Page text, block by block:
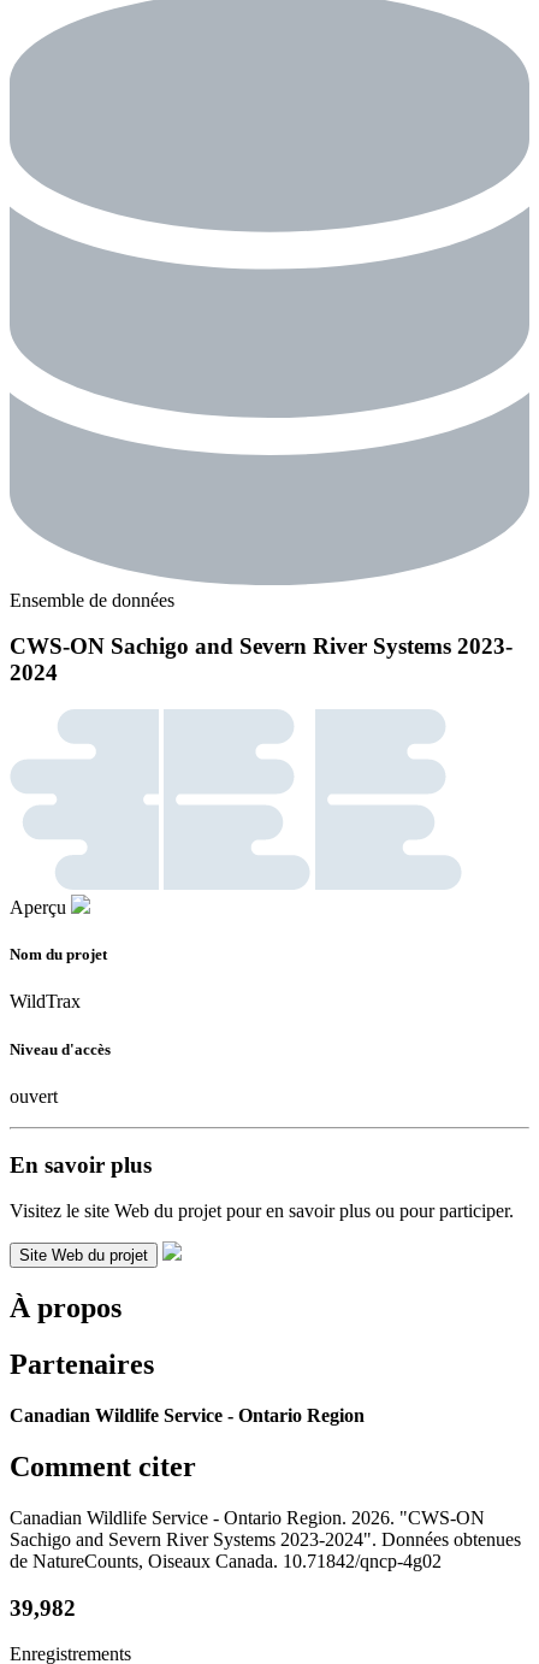
Ensemble de données
CWS-ON Sachigo and Severn River Systems 2023-
2024
Aperçu
Nom du projet
WildTrax
Niveau d'accès
ouvert
En savoir plus
Visitez le site Web du projet pour en savoir plus ou pour participer.
Site Web du projet
À propos
Partenaires
Canadian Wildlife Service - Ontario Region
Comment citer
Canadian Wildlife Service - Ontario Region. 2026. "CWS-ON
Sachigo and Severn River Systems 2023-2024". Données obtenues
de NatureCounts, Oiseaux Canada. 10.71842/qncp-4g02
39,982
Enregistrements